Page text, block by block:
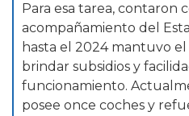
Para esa tarea, contaron
acompañamiento del
hasta el 2024 mantuvo
brindar subsidios y
funcionamiento.
posee once coches y